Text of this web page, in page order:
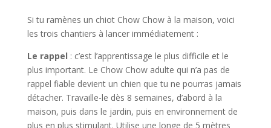
Si tu ramènes un chiot Chow Chow à la maison, voici
les trois chantiers à lancer immédiatement :
Le rappel : c’est l’apprentissage le plus difficile et le
plus important. Le Chow Chow adulte qui n’a pas de
rappel fiable devient un chien que tu ne pourras jamais
détacher. Travaille-le dès 8 semaines, d’abord à la
maison, puis dans le jardin, puis en environnement de
plus en plus stimulant. Utilise une longe de 5 mètres